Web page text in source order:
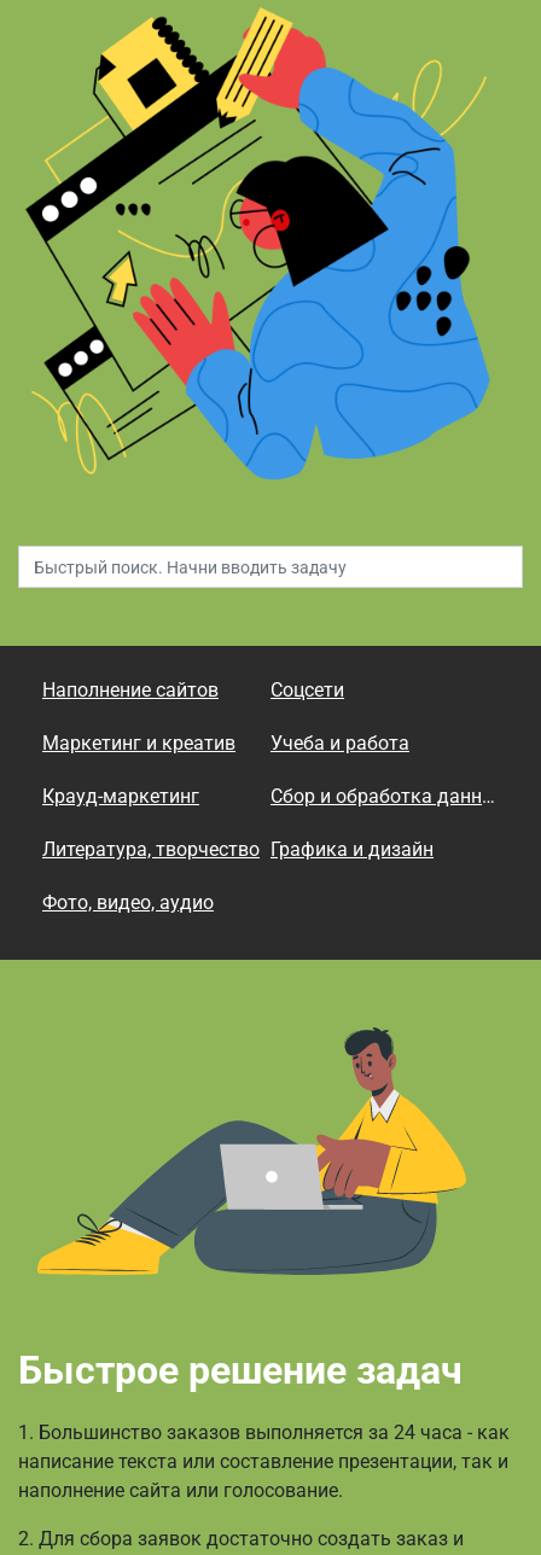
Наполнение сайтов Соцсети
Маркетинг и креатив Учеба и работа
Крауд-маркетинг Сбор и обработка данных
Литература, творчество Графика и дизайн
Фото, видео, аудио
Быстрое решение задач
1. Большинство заказов выполняется за 24 часа - как
написание текста или составление презентации, так и
наполнение сайта или голосование.
2. Для сбора заявок достаточно создать заказ и